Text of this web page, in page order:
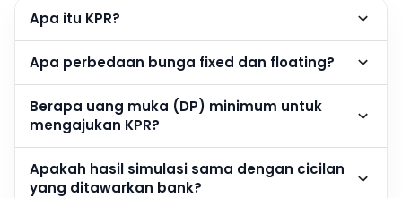
Apa itu KPR?
Apa perbedaan bunga fixed dan floating?
Berapa uang muka (DP) minimum untuk
mengajukan KPR?
Apakah hasil simulasi sama dengan cicilan
yang ditawarkan bank?